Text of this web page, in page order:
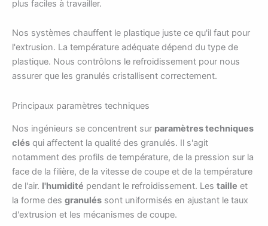
plus faciles à travailler.
Nos systèmes chauffent le plastique juste ce qu'il faut pour
l'extrusion. La température adéquate dépend du type de
plastique. Nous contrôlons le refroidissement pour nous
assurer que les granulés cristallisent correctement.
Principaux paramètres techniques
Nos ingénieurs se concentrent sur paramètres techniques
clés qui affectent la qualité des granulés. Il s'agit
notamment des profils de température, de la pression sur la
face de la filière, de la vitesse de coupe et de la température
de l'air. l'humidité pendant le refroidissement. Les taille et
la forme des granulés sont uniformisés en ajustant le taux
d'extrusion et les mécanismes de coupe.